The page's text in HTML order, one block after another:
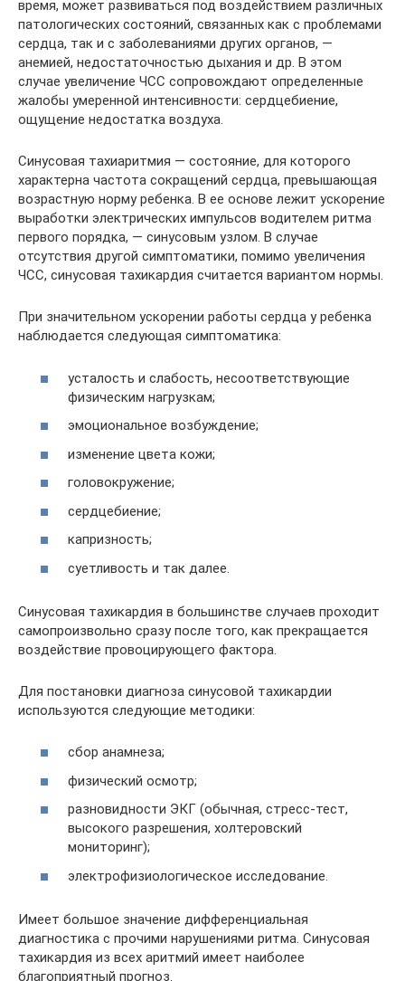
время, может развиваться под воздействием различных
патологических состояний, связанных как с проблемами
сердца, так и с заболеваниями других органов, —
анемией, недостаточностью дыхания и др. В этом
случае увеличение ЧСС сопровождают определенные
жалобы умеренной интенсивности: сердцебиение,
ощущение недостатка воздуха.
Синусовая тахиаритмия — состояние, для которого
характерна частота сокращений сердца, превышающая
возрастную норму ребенка. В ее основе лежит ускорение
выработки электрических импульсов водителем ритма
первого порядка, — синусовым узлом. В случае
отсутствия другой симптоматики, помимо увеличения
ЧСС, синусовая тахикардия считается вариантом нормы.
При значительном ускорении работы сердца у ребенка
наблюдается следующая симптоматика:
усталость и слабость, несоответствующие
физическим нагрузкам;
эмоциональное возбуждение;
изменение цвета кожи;
головокружение;
сердцебиение;
капризность;
суетливость и так далее.
Синусовая тахикардия в большинстве случаев проходит
самопроизвольно сразу после того, как прекращается
воздействие провоцирующего фактора.
Для постановки диагноза синусовой тахикардии
используются следующие методики:
сбор анамнеза;
физический осмотр;
разновидности ЭКГ (обычная, стресс-тест,
высокого разрешения, холтеровский
мониторинг);
электрофизиологическое исследование.
Имеет большое значение дифференциальная
диагностика с прочими нарушениями ритма. Синусовая
тахикардия из всех аритмий имеет наиболее
благоприятный прогноз.